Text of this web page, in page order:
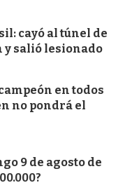
cayó al túnel de
y salió lesionado
en todos
no pondrá el
9 de agosto de